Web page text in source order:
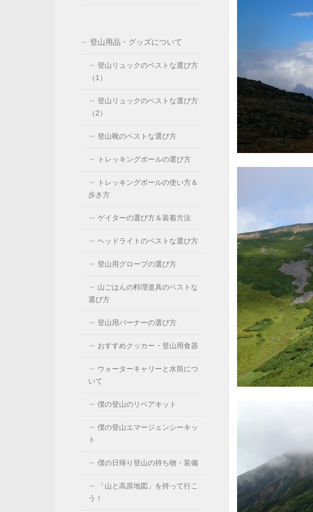
登山用品・グッズについて
登山リュックのベストな選び方
（1）
登山リュックのベストな選び方
（2）
登山靴のベストな選び方
トレッキングポールの選び方
トレッキングポールの使い方＆
歩き方
ゲイターの選び方＆装着方法
ヘッドライトのベストな選び方
登山用グローブの選び方
山ごはんの料理道具のベストな
選び方
登山用バーナーの選び方
おすすめクッカー・登山用食器
ウォーターキャリーと水筒につ
いて
僕の登山のリペアキット
僕の登山エマージェンシーキッ
ト
僕の日帰り登山の持ち物・装備
「山と高原地図」を持って行こ
う！